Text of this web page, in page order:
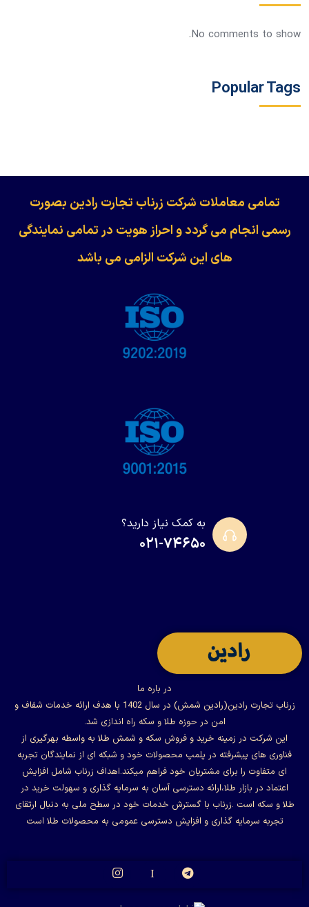
No comments to show.
Popular Tags
​​​​​​تمامی معاملات شرکت زرناب تجارت رادین بصورت
رسمی انجام می گردد و احراز هویت در تمامی نمایندگی
های این شرکت الزامی می باشد
به کمک نیاز دارید؟
۰۲۱-۷۴۶۵۰
در باره ما
زرناب تجارت رادین(رادین شمش) در سال 1402 با هدف ارائه خدمات شفاف و
امن در حوزه طلا و سکه راه اندازی شد.
این شرکت در زمینه خرید و فروش سکه و شمش طلا به واسطه بهرگیری از
فناوری های پیشرفته در پلمپ محصولات خود و شبکه ای از نمایندگان تجربه
ای متفاوت را برای مشتریان خود فراهم میکند.اهداف زرناب شامل افزایش
اعتماد در بازار طلا،ارائه دسترسی آسان به سرمایه گذاری و سهولت خرید در
طلا و سکه است .زرناب با گسترش خدمات خود در سطح ملی به دنبال ارتقای
تجربه سرمایه گذاری و افزایش دسترسی عمومی به محصولات طلا است